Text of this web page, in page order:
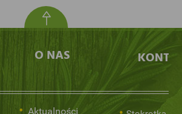
O NAS
Aktualności